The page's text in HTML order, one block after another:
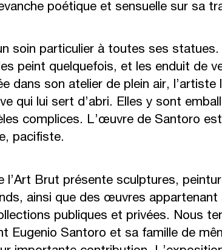
poétique et sensuelle sur sa
soin particulier à toutes ses statues.
peint quelquefois, et les enduit de
dans son atelier de plein air, l’artiste
qui lui sert d’abri. Elles y sont
complices. L’œuvre de Santoro est
pacifiste.
l’Art Brut présente sculptures,
ainsi que des œuvres appartenant
publiques et privées. Nous
Eugenio Santoro et sa famille de